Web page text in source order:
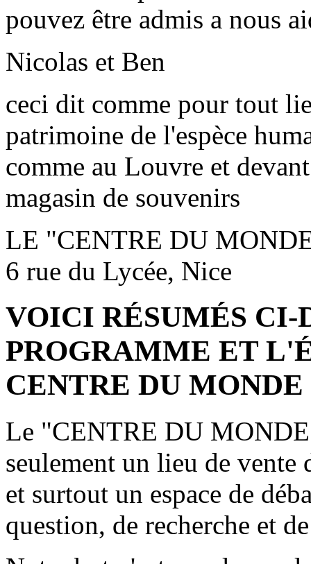
pouvez être admis a nous
Nicolas et Ben
ceci dit comme pour tout
patrimoine de l'espèce
comme au Louvre et
magasin de souvenirs
LE "CENTRE DU
6 rue du Lycée, Nice
VOICI RÉSUMÉS CI-
PROGRAMME ET
CENTRE DU MONDE
Le "CENTRE DU
seulement un lieu de
et surtout un espace de
question, de recherche et